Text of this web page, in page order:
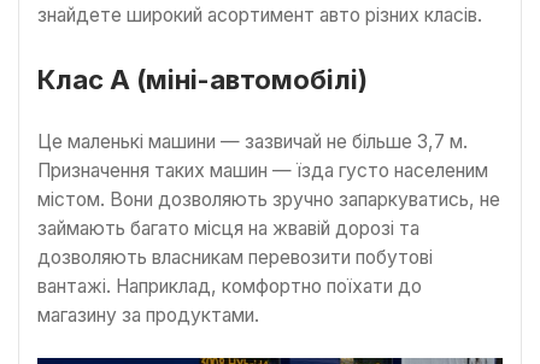
знайдете широкий асортимент авто різних класів.
Клас А (міні-автомобілі)
Це маленькі машини — зазвичай не більше 3,7 м.
Призначення таких машин — їзда густо населеним
містом. Вони дозволяють зручно запаркуватись, не
займають багато місця на жвавій дорозі та
дозволяють власникам перевозити побутові
вантажі. Наприклад, комфортно поїхати до
магазину за продуктами.